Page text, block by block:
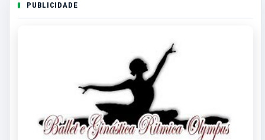
PUBLICIDADE